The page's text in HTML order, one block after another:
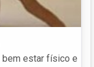
bem estar físico e